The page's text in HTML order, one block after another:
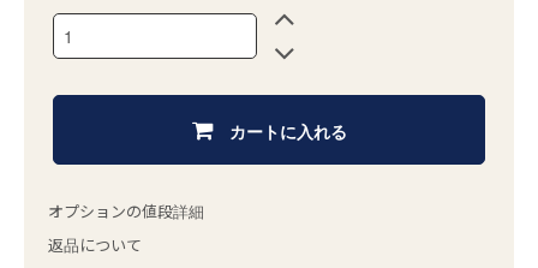
カートに入れる
オプションの値段詳細
返品について